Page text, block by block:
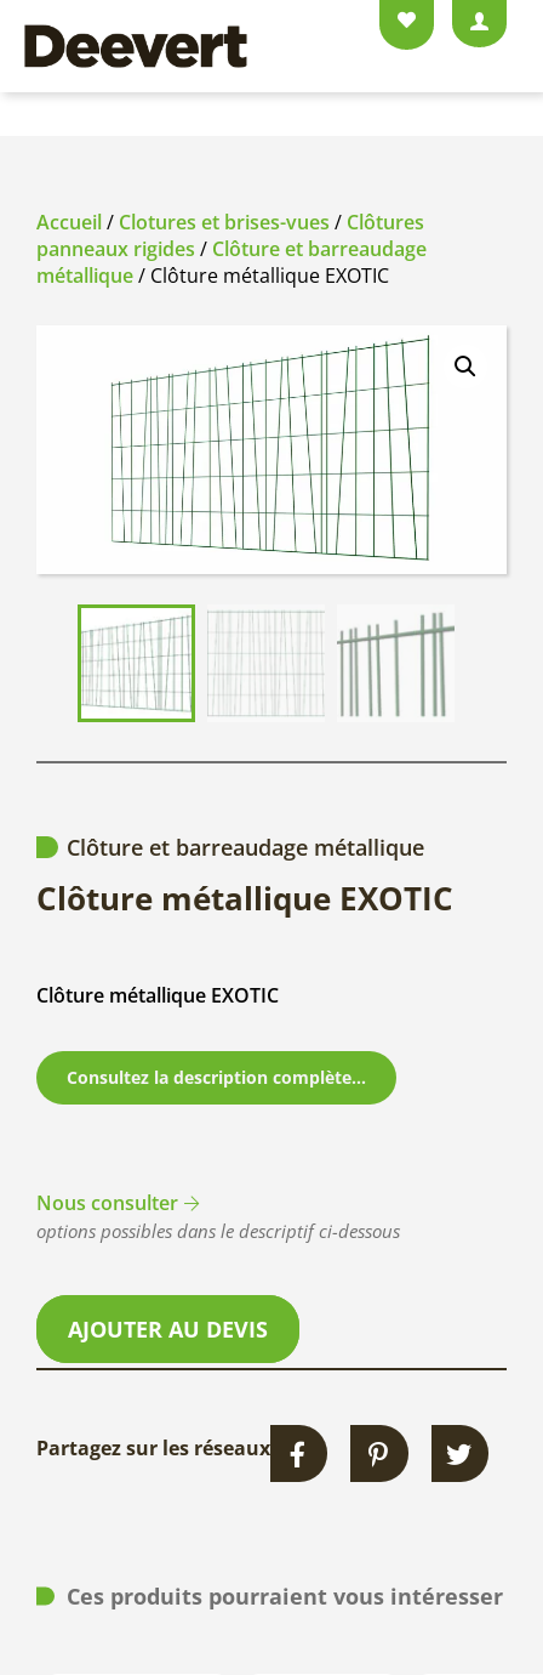
Accueil/ Clotures et brises-vues / Clôtures
panneaux rigides / Clôture et barreaudage
métallique/ Clôture métallique EXOTIC
Clôture et barreaudage métallique
Clôture métallique EXOTIC
Clôture métallique EXOTIC
Consultez la description complète...
Nous consulter
options possibles dans le descriptif ci-dessous
AJOUTER AU DEVIS
Partagez sur les réseaux
Ces produits pourraient vous intéresser